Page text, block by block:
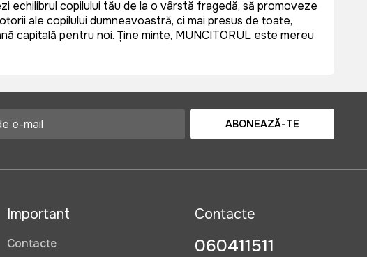
echilibrul copilului tău de la o vârstă fragedă, să promoveze
ale copilului dumneavoastră, ci mai presus de toate,
capitală pentru noi. Ține minte, MUNCITORUL este mereu
ABONEAZĂ-TE
Important
Contacte
Contacte
060411511